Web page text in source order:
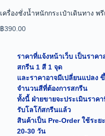
เครื่องชั่งน้ำหนักกระเป๋าเดินทาง พรี
฿390.00
ราคาที่แจ้งหน้าเว็บ เป็นราคา
สกรีน 1 สี 1 จุด
และราคาอาจมีเปลี่ยนแปลง
จำนวนสีที่ต้องการสกรีน
ทั้งนี้ ฝ่ายขายจะประเมินราค
รับโลโก้สกรีนแล้ว
สินค้าเป็น Pre-Order ใช้ระ
20-30 วัน